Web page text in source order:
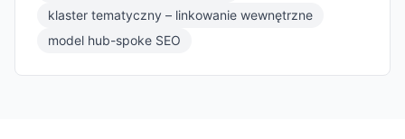
klaster tematyczny – linkowanie wewnętrzne
model hub-spoke SEO